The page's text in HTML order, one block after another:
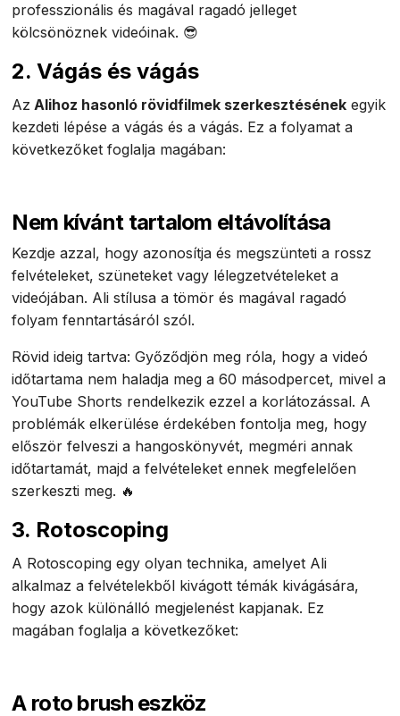
professzionális és magával ragadó jelleget
kölcsönöznek videóinak. 😎
2. Vágás és vágás
Az Alihoz hasonló rövidfilmek szerkesztésének egyik
kezdeti lépése a vágás és a vágás. Ez a folyamat a
következőket foglalja magában:
Nem kívánt tartalom eltávolítása
Kezdje azzal, hogy azonosítja és megszünteti a rossz
felvételeket, szüneteket vagy lélegzetvételeket a
videójában. Ali stílusa a tömör és magával ragadó
folyam fenntartásáról szól.
Rövid ideig tartva: Győződjön meg róla, hogy a videó
időtartama nem haladja meg a 60 másodpercet, mivel a
YouTube Shorts rendelkezik ezzel a korlátozással. A
problémák elkerülése érdekében fontolja meg, hogy
először felveszi a hangoskönyvét, megméri annak
időtartamát, majd a felvételeket ennek megfelelően
szerkeszti meg. 🔥
3. Rotoscoping
A Rotoscoping egy olyan technika, amelyet Ali
alkalmaz a felvételekből kivágott témák kivágására,
hogy azok különálló megjelenést kapjanak. Ez
magában foglalja a következőket:
A roto brush eszköz